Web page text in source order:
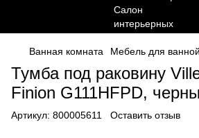
Ванная комната Мебель для ванной
Тумба под раковину
Finion G111HFPD,
Артикул: 800005611 Оставить отзыв